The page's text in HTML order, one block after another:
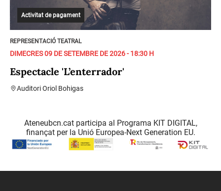
Activitat de pagament
REPRESENTACIÓ TEATRAL
DIMECRES 09 DE SETEMBRE DE 2026 - 18:30 H
Espectacle 'L’enterrador'
Auditori Oriol Bohigas
Ateneubcn.cat participa al Programa KIT DIGITAL,
finançat per la Unió Europea-Next Generation EU.